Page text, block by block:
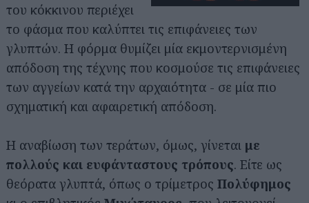
του κόκκινου περιέχει
το φάσμα που καλύπτει τις επιφάνειες των
γλυπτών. Η φόρμα θυμίζει μία εκμοντερνισμένη
απόδοση της τέχνης που κοσμούσε τις επιφάνειες
των αγγείων κατά την αρχαιότητα - σε μία πιο
σχηματική και αφαιρετική απόδοση.
Η αναβίωση των τεράτων, όμως, γίνεται με
πολλούς και ευφάνταστους τρόπους. Είτε ως
θεόρατα γλυπτά, όπως ο τρίμετρος Πολύφημος